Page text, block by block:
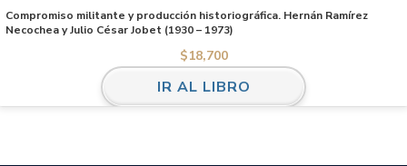
Compromiso militante y producción historiográfica. Hernán Ramírez
Necochea y Julio César Jobet (1930 – 1973)
$18,700
IR AL LIBRO